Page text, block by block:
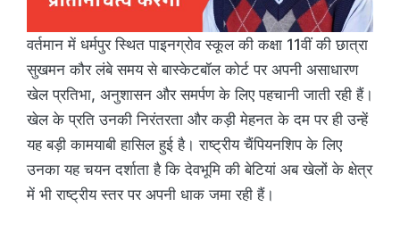
वर्तमान में धर्मपुर स्थित पाइनग्रोव स्कूल की कक्षा 11वीं की छात्रा
सुखमन कौर लंबे समय से बास्केटबॉल कोर्ट पर अपनी असाधारण
खेल प्रतिभा, अनुशासन और समर्पण के लिए पहचानी जाती रही हैं।
खेल के प्रति उनकी निरंतरता और कड़ी मेहनत के दम पर ही उन्हें
यह बड़ी कामयाबी हासिल हुई है। राष्ट्रीय चैंपियनशिप के लिए
उनका यह चयन दर्शाता है कि देवभूमि की बेटियां अब खेलों के क्षेत्र
में भी राष्ट्रीय स्तर पर अपनी धाक जमा रही हैं।